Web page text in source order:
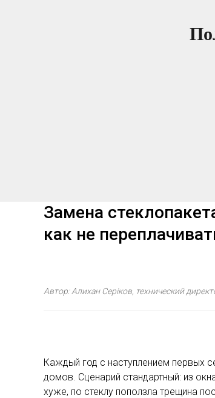
Замена
как не
Автор: Алихан Серіков, технический
Каждый год с наступлением первых
домов. Сценарий стандартный: из
хуже, по стеклу поползла трещина